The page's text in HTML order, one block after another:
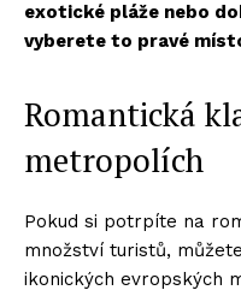
exotické pláže nebo
vyberete to pravé
Romantická
metropolích
Pokud si potrpíte na
množství turistů,
ikonických evropských